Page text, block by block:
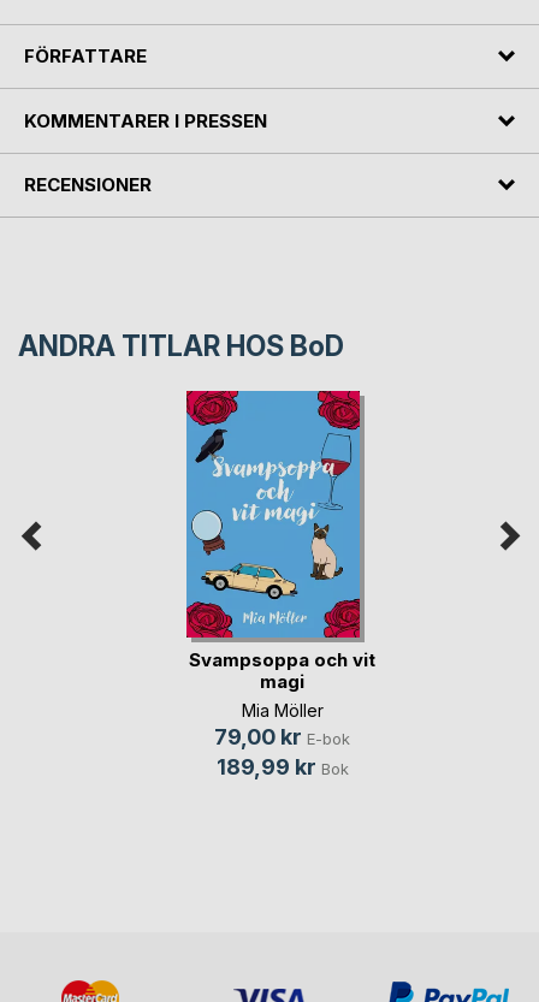
FÖRFATTARE
KOMMENTARER I PRESSEN
RECENSIONER
ANDRA TITLAR HOS BoD
Svampsoppa och vit
magi
Mia Möller
79,00 kr E-bok
189,99 kr Bok